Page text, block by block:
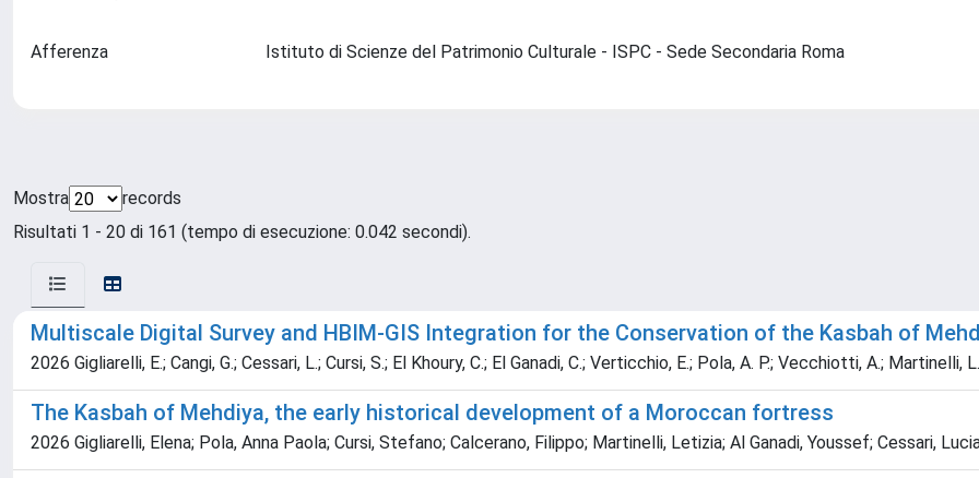
Afferenza Istituto di Scienze del Patrimonio Culturale - ISPC - Sede Secondaria Roma
Mostra
records
Risultati 1 - 20 di 161 (tempo di esecuzione: 0.042 secondi).
Multiscale Digital Survey and HBIM-GIS Integration for the Conservation of the Kasbah of
2026 Gigliarelli, E.; Cangi, G.; Cessari, L.; Cursi, S.; El Khoury, C.; El Ganadi, C.; Verticchio, E.; Pola, A. P.; Vecchiotti, A.; Martinelli,
The Kasbah of Mehdiya, the early historical development of a Moroccan fortress
2026 Gigliarelli, Elena; Pola, Anna Paola; Cursi, Stefano; Calcerano, Filippo; Martinelli, Letizia; Al Ganadi, Youssef; Cessari,